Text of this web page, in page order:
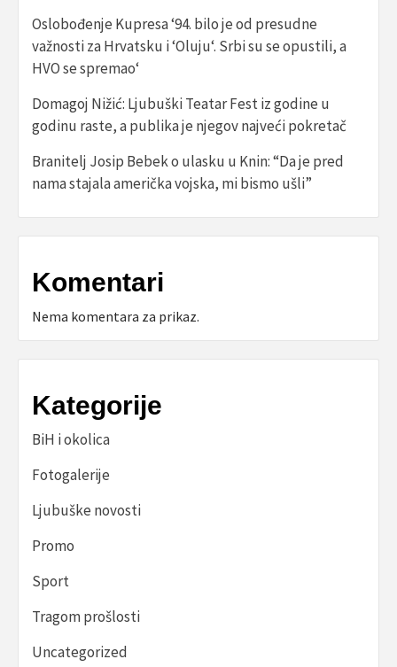
Oslobođenje Kupresa ‘94. bilo je od presudne
važnosti za Hrvatsku i ‘Oluju‘. Srbi su se opustili, a
HVO se spremao‘
Domagoj Nižić: Ljubuški Teatar Fest iz godine u
godinu raste, a publika je njegov najveći pokretač
Branitelj Josip Bebek o ulasku u Knin: “Da je pred
nama stajala američka vojska, mi bismo ušli”
Komentari
Nema komentara za prikaz.
Kategorije
BiH i okolica
Fotogalerije
Ljubuške novosti
Promo
Sport
Tragom prošlosti
Uncategorized